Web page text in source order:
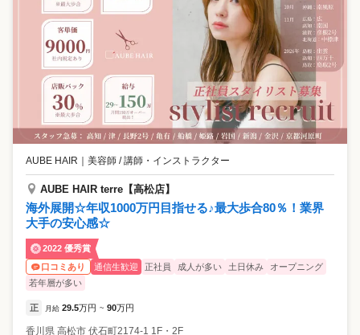
AUBE HAIR 美容師 / 講師・インストラクター
AUBE HAIR terre【高松店】
海外展開☆年収1000万円目指せる♪最大歩合80％！業界
大手の安心感☆
2022 優秀賞
口コミあり
通信生歓迎 正社員 成人が多い 土日休み
オープニング
若年層が多い
正 月給 29.5万円 ~ 90万円
香川県 高松市 伏石町2174-1 1F・2F